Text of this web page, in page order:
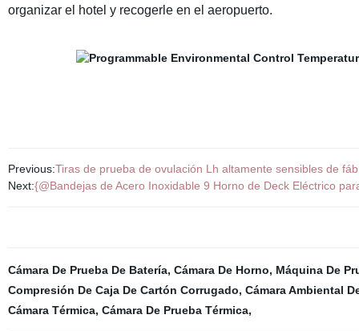
organizar el hotel y recogerle en el aeropuerto.
Previous:Tiras de prueba de ovulación Lh altamente sensibles de
Next:{@Bandejas de Acero Inoxidable 9 Horno de Deck Eléctrico
Cámara De Prueba De Batería, Cámara De Horno, Máquina De
Compresión De Caja De Cartón Corrugado, Cámara Ambiental
Cámara Térmica, Cámara De Prueba Térmica,